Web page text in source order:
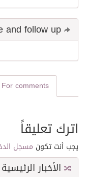
For comments
اترك تعليقاً
يجب أنت تكون مسجل
الأخبار الرئيسية